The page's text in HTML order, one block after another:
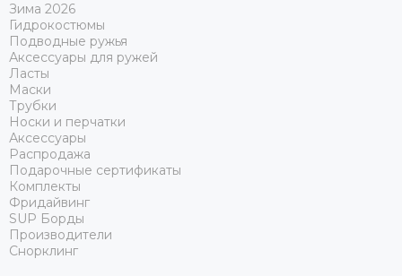
Зима 2026
Гидрокостюмы
Подводные ружья
Аксессуары для ружей
Ласты
Маски
Трубки
Носки и перчатки
Аксессуары
Распродажа
Подарочные сертификаты
Комплекты
Фридайвинг
SUP Борды
Производители
Снорклинг